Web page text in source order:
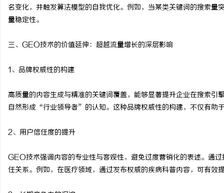
名变化，并触发算法模型的自我优化。例如，当某类关键词的搜索
量稳定性。
三、GEO技术的价值延伸：超越流量增长的深层影响
1、品牌权威性的构建
高质量的内容生成与精准的关键词覆盖，能够显著提升企业在搜索
自然形成“行业领导者”的认知。这种品牌权威性的构建，不仅有助
2、用户信任度的提升
GEO技术强调内容的专业性与客观性，避免过度营销化的表述。通
任关系。例如，在医疗领域，通过发布权威的疾病科普内容，可有效